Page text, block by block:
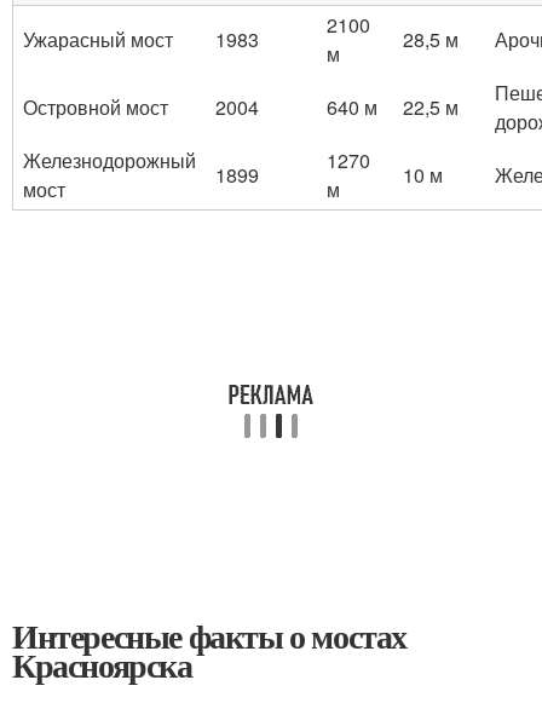
Ужарасный мост 1983
2100
м
28,5 м
Островной мост 2004 640 м 22,5 м
Железнодорожный
мост
1899
1270
м
10 м
Интересные факты о мостах
Красноярска